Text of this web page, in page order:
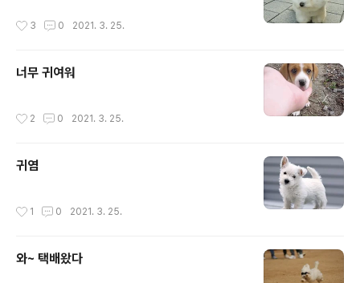
3 0 2021. 3. 25.
너무 귀여워
2 0 2021. 3. 25.
귀염
1 0 2021. 3. 25.
와~ 택배왔다